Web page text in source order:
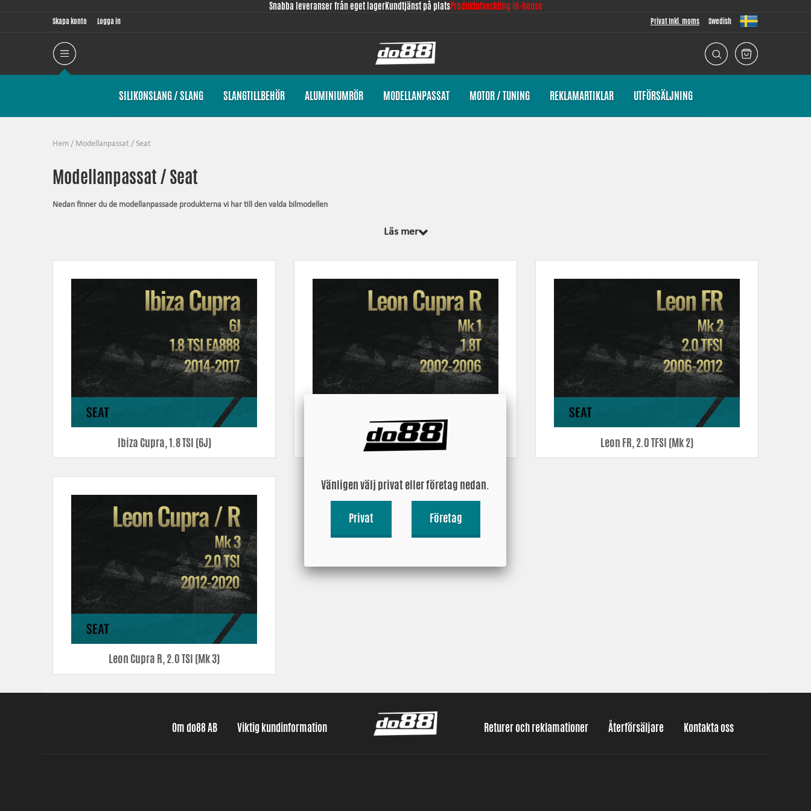
Snabba leveranser från eget lagerKundtjänst på platsProduktutveckling in-house
Skapa konto Logga in Privat Inkl. moms Swedish
SILIKONSLANG / SLANG SLANGTILLBEHÖR ALUMINIUMRÖR MODELLANPASSAT MOTOR / TUNING REKLAMARTIKLAR UTFÖRSÄLJNING
Hem / Modellanpassat / Seat
Modellanpassat / Seat
Nedan finner du de modellanpassade produkterna vi har till den valda bilmodellen
Gemensamt för samtliga produkter inom denna kategori är att de är designade från grunden, av oss, för just din bilmodell. Oavsett vad vi utvecklar lägger vi stor vikt vid att passformen ska vara så god som
– ökade flöden, lägre tryckfall samt bättre kylning ger en större luftmassa i insuget – effekt!
– modern teknik med dubbla rader samt helsvetsade gavlar ger förbättrad kylning och driftsäkerhet.
– utökad cellpaketsvolym och kylarea motverkar överhettning.
Luftfilteravskärmning– specialdesignade med tätningslister för ett väl skärmat utrymme för luftfiltret.
Läs mer
Ibiza Cupra, 1.8 TSI (6J) Leon Cupra R, 1.8T (Mk 1) Leon FR, 2.0 TFSI (Mk 2)
Leon Cupra R, 2.0 TSI (Mk 3)
Om do88 AB Viktig kundinformation Returer och reklamationer Återförsäljare Kontakta oss
Vänligen välj privat eller företag nedan.
Privat Företag